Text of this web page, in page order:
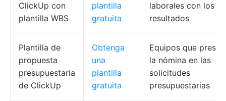
ClickUp con
plantilla WBS
plantilla
gratuita
laborales con los
resultados
Plantilla de
propuesta
presupuestaria
de ClickUp
Obtenga
una
plantilla
gratuita
Equipos que
la nómina en las
solicitudes
presupuestarias